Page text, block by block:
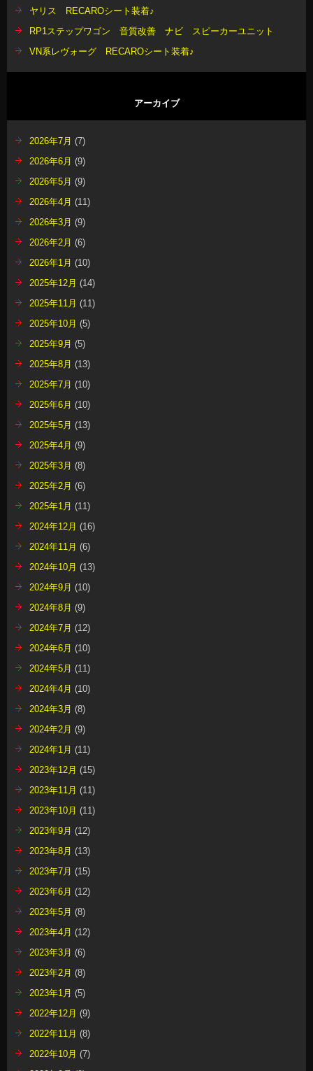
ヤリス RECAROシート装着♪
RP1ステップワゴン 音質改善 ナビ スピーカーユニット
VN系レヴォーグ RECAROシート装着♪
アーカイブ
2026年7月 (7)
2026年6月 (9)
2026年5月 (9)
2026年4月 (11)
2026年3月 (9)
2026年2月 (6)
2026年1月 (10)
2025年12月 (14)
2025年11月 (11)
2025年10月 (5)
2025年9月 (5)
2025年8月 (13)
2025年7月 (10)
2025年6月 (10)
2025年5月 (13)
2025年4月 (9)
2025年3月 (8)
2025年2月 (6)
2025年1月 (11)
2024年12月 (16)
2024年11月 (6)
2024年10月 (13)
2024年9月 (10)
2024年8月 (9)
2024年7月 (12)
2024年6月 (10)
2024年5月 (11)
2024年4月 (10)
2024年3月 (8)
2024年2月 (9)
2024年1月 (11)
2023年12月 (15)
2023年11月 (11)
2023年10月 (11)
2023年9月 (12)
2023年8月 (13)
2023年7月 (15)
2023年6月 (12)
2023年5月 (8)
2023年4月 (12)
2023年3月 (6)
2023年2月 (8)
2023年1月 (5)
2022年12月 (9)
2022年11月 (8)
2022年10月 (7)